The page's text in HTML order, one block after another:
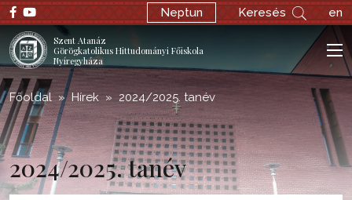
Neptun Keresés en
Szent Atanáz
Görögkatolikus Hittudományi Főiskola
Nyíregyháza
Főoldal Hírek 2024/2025. tanév
2024/2025. tanév